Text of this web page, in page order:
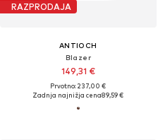
RAZPRODAJA
ANTIOCH
Blazer
149,31 €
Prvotno: 237,00 €
Zadnja najnižja cena89,59 €